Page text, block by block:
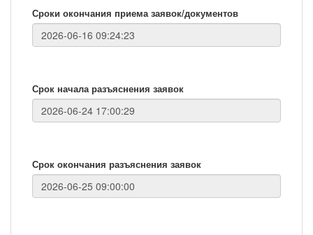
Сроки окончания приема заявок/документов
Срок начала разъяснения заявок
Срок окончания разъяснения заявок